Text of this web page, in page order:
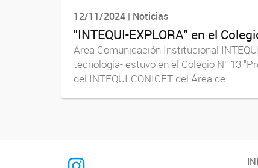
12/11/2024 | Noticias
"INTEQUI-EXPLORA" en el
Área Comunicación Institucional
tecnología- estuvo en el Colegio N° 13
del INTEQUI-CONICET del Área de...
INTEQUI